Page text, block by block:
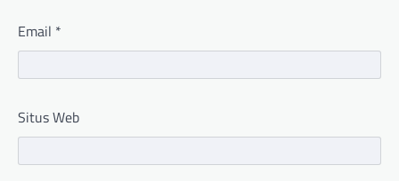
Email *
Situs Web